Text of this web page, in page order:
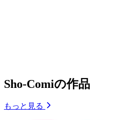
Sho-Comiの作品
もっと見る